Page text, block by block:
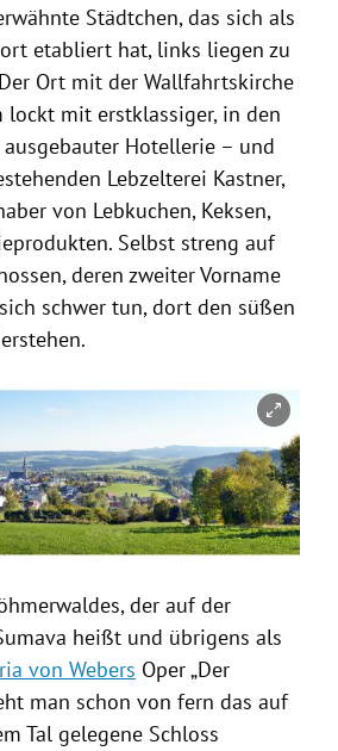
Städtchen, das sich als
etabliert hat, links liegen zu
Ort mit der Wallfahrtskirche
lockt mit erstklassiger, in den
Hotellerie – und
Lebzelterei Kastner,
von Lebkuchen, Keksen,
Selbst streng auf
deren zweiter Vorname
schwer tun, dort den süßen
schließen
der auf der
heißt und übrigens als
von Webers Oper „Der
man schon von fern das auf
Tal gelegene Schloss